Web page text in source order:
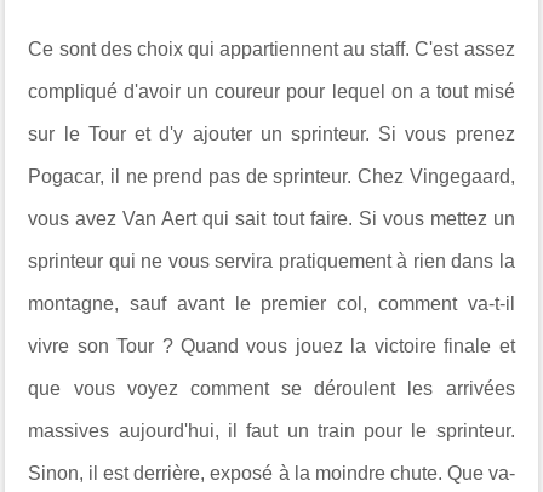
Ce sont des choix qui appartiennent au staff. C'est assez
compliqué d'avoir un coureur pour lequel on a tout misé
sur le Tour et d'y ajouter un sprinteur. Si vous prenez
Pogacar, il ne prend pas de sprinteur. Chez Vingegaard,
vous avez Van Aert qui sait tout faire. Si vous mettez un
sprinteur qui ne vous servira pratiquement à rien dans la
montagne, sauf avant le premier col, comment va-t-il
vivre son Tour ? Quand vous jouez la victoire finale et
que vous voyez comment se déroulent les arrivées
massives aujourd'hui, il faut un train pour le sprinteur.
Sinon, il est derrière, exposé à la moindre chute. Que va-